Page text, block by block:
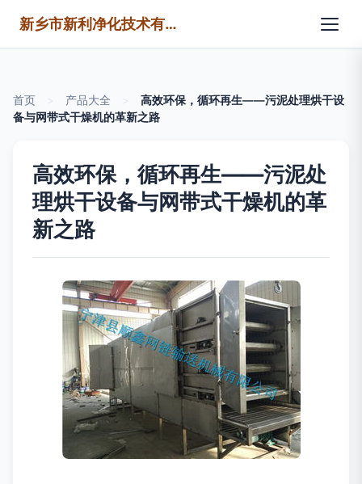
新乡市新利净化技术有限公司
首页 产品大全
高效环保，循环再生——污泥处理烘干设
备与网带式干燥机的革新之路
高效环保，循环再生——污泥处
理烘干设备与网带式干燥机的革
新之路